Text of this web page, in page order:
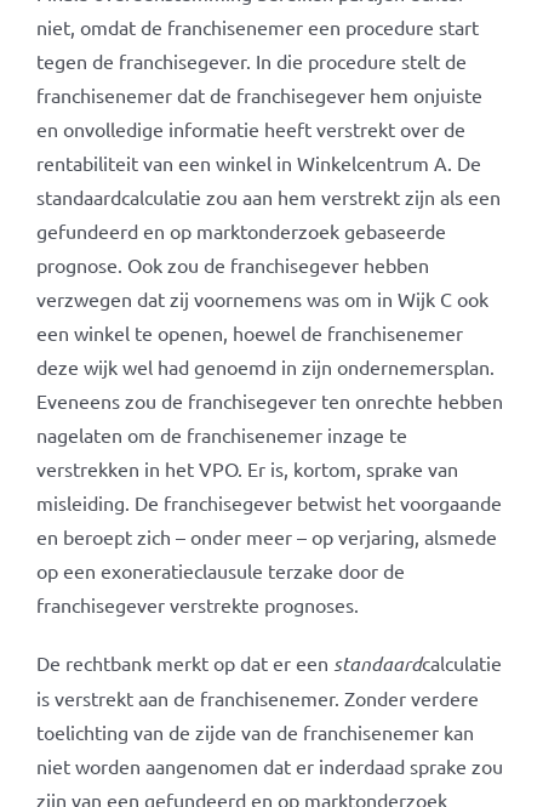
niet, omdat de franchisenemer een procedure start
tegen de franchisegever. In die procedure stelt de
franchisenemer dat de franchisegever hem onjuiste
en onvolledige informatie heeft verstrekt over de
rentabiliteit van een winkel in Winkelcentrum A. De
standaardcalculatie zou aan hem verstrekt zijn als een
gefundeerd en op marktonderzoek gebaseerde
prognose. Ook zou de franchisegever hebben
verzwegen dat zij voornemens was om in Wijk C ook
een winkel te openen, hoewel de franchisenemer
deze wijk wel had genoemd in zijn ondernemersplan.
Eveneens zou de franchisegever ten onrechte hebben
nagelaten om de franchisenemer inzage te
verstrekken in het VPO. Er is, kortom, sprake van
misleiding. De franchisegever betwist het voorgaande
en beroept zich – onder meer – op verjaring, alsmede
op een exoneratieclausule terzake door de
franchisegever verstrekte prognoses.
De rechtbank merkt op dat er een standaardcalculatie
is verstrekt aan de franchisenemer. Zonder verdere
toelichting van de zijde van de franchisenemer kan
niet worden aangenomen dat er inderdaad sprake zou
zijn van een gefundeerd en op marktonderzoek